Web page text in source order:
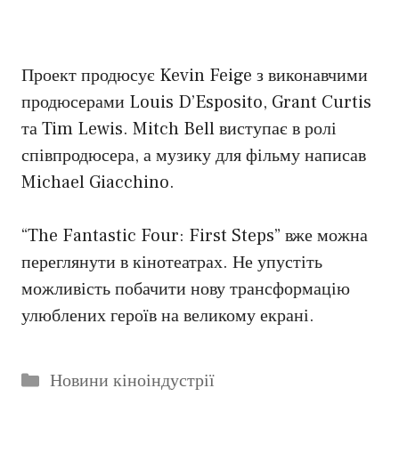
Проект продюсує Kevin Feige з виконавчими
продюсерами Louis D’Esposito, Grant Curtis
та Tim Lewis. Mitch Bell виступає в ролі
співпродюсера, а музику для фільму написав
Michael Giacchino.
“The Fantastic Four: First Steps” вже можна
переглянути в кінотеатрах. Не упустіть
можливість побачити нову трансформацію
улюблених героїв на великому екрані.
Категорії
Новини кіноіндустрії